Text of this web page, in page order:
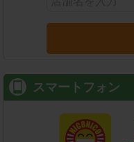
スマートフォン